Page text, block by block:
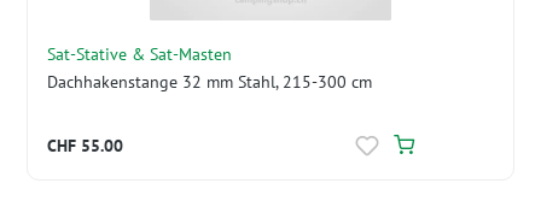
Sat-Stative & Sat-Masten
Dachhakenstange 32 mm Stahl, 215-300 cm
CHF 55.00